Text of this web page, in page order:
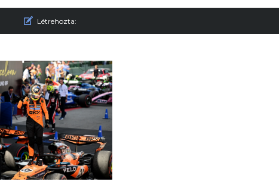
Létrehozta: